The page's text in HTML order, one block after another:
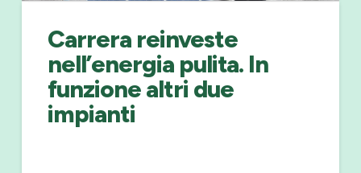
Carrera reinveste
nell’energia pulita. In
funzione altri due
impianti